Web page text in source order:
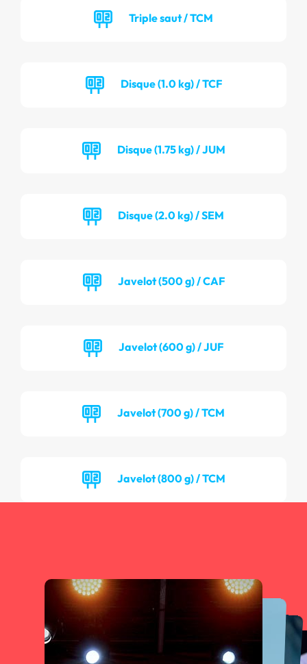
Triple saut / TCM
Disque (1.0 kg) / TCF
Disque (1.75 kg) / JUM
Disque (2.0 kg) / SEM
Javelot (500 g) / CAF
Javelot (600 g) / JUF
Javelot (700 g) / TCM
Javelot (800 g) / TCM